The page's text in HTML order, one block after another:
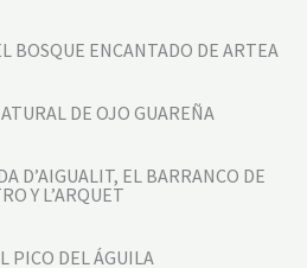
BOSQUE ENCANTADO DE ARTEA
DE OJO GUAREÑA
D’AIGUALIT, EL BARRANCO DE
Y L’ARQUET
PICO DEL ÁGUILA